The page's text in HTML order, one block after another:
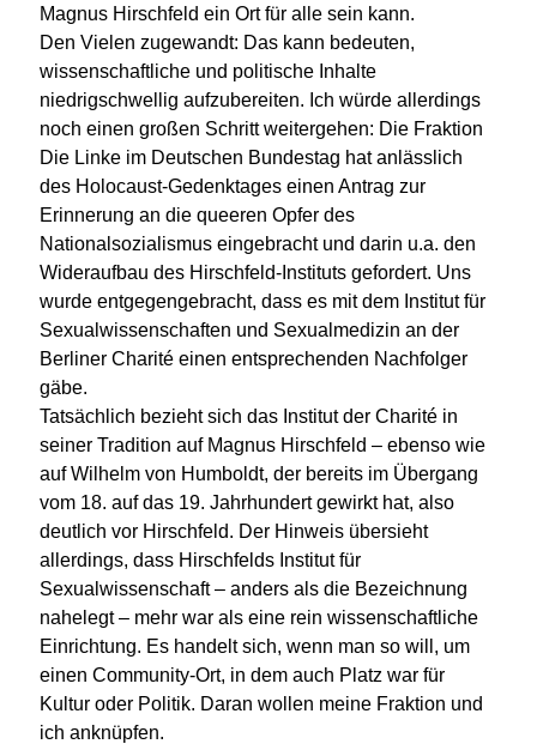
Magnus Hirschfeld ein Ort für alle sein kann.
Den Vielen zugewandt: Das kann bedeuten,
wissenschaftliche und politische Inhalte
niedrigschwellig aufzubereiten. Ich würde allerdings
noch einen großen Schritt weitergehen: Die Fraktion
Die Linke im Deutschen Bundestag hat anlässlich
des Holocaust-Gedenktages einen Antrag zur
Erinnerung an die queeren Opfer des
Nationalsozialismus eingebracht und darin u.a. den
Wideraufbau des Hirschfeld-Instituts gefordert. Uns
wurde entgegengebracht, dass es mit dem Institut für
Sexualwissenschaften und Sexualmedizin an der
Berliner Charité einen entsprechenden Nachfolger
gäbe.
Tatsächlich bezieht sich das Institut der Charité in
seiner Tradition auf Magnus Hirschfeld – ebenso wie
auf Wilhelm von Humboldt, der bereits im Übergang
vom 18. auf das 19. Jahrhundert gewirkt hat, also
deutlich vor Hirschfeld. Der Hinweis übersieht
allerdings, dass Hirschfelds Institut für
Sexualwissenschaft – anders als die Bezeichnung
nahelegt – mehr war als eine rein wissenschaftliche
Einrichtung. Es handelt sich, wenn man so will, um
einen Community-Ort, in dem auch Platz war für
Kultur oder Politik. Daran wollen meine Fraktion und
ich anknüpfen.